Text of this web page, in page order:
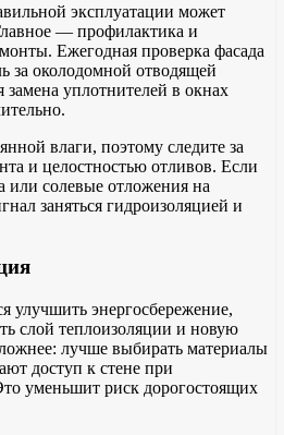
эксплуатации может
— профилактика и
Ежегодная проверка фасада
за околодомной отводящей
замена уплотнителей в окнах
влаги, поэтому следите за
и целостностью отливов. Если
или солевые отложения на
заняться гидроизоляцией и
улучшить энергосбережение,
слой теплоизоляции и новую
лучше выбирать материалы
доступ к стене при
уменьшит риск дорогостоящих